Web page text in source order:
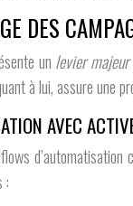
DES
un levier majeur
à lui, assure
AVEC
: